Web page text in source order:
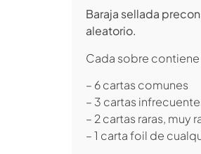
Baraja sellada
aleatorio.
Cada sobre
– 6 cartas comunes
– 3 cartas
– 2 cartas raras, muy
– 1 carta foil de